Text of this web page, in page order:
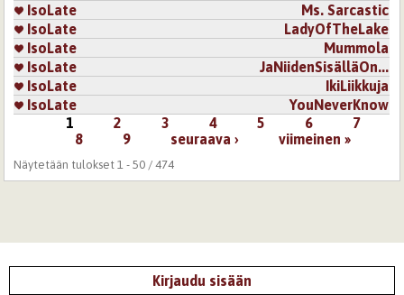
IsoLate
Ms. Sarcastic
IsoLate
LadyOfTheLake
IsoLate
Mummola
IsoLate
JaNiidenSisälläOn...
IsoLate
IkiLiikkuja
IsoLate
YouNeverKnow
1 2 3 4 5 6
7
8
9 seuraava › viimeinen »
Näytetään tulokset 1 - 50 / 474
Kirjaudu sisään